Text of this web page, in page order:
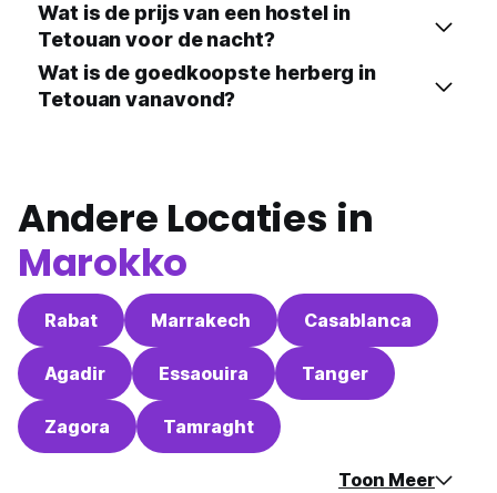
Wat is de prijs van een hostel in
Tetouan voor de nacht?
Wat is de goedkoopste herberg in
Tetouan vanavond?
Andere Locaties in
Marokko
Rabat Marrakech Casablanca
Agadir Essaouira Tanger
Zagora Tamraght
Toon Meer